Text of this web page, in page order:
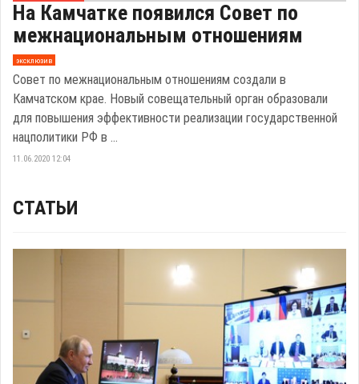
На Камчатке появился Совет по
межнациональным отношениям
эксклюзив
Совет по межнациональным отношениям создали в
Камчатском крае. Новый совещательный орган образовали
для повышения эффективности реализации государственной
нацполитики РФ в ...
11.06.2020 12:04
СТАТЬИ